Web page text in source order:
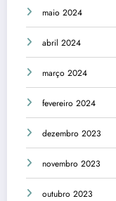
maio 2024
abril 2024
março 2024
fevereiro 2024
dezembro 2023
novembro 2023
outubro 2023